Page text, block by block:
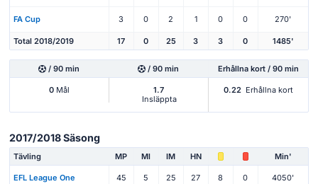
FA Cup 3 0 2 1 0 0 270'
Total 2018/2019 17 0 25 3 3 0 1485'
/ 90 min / 90 min Erhållna kort / 90 min
0Mål
1.7
Insläppta
0.22 Erhållna kort
2017/2018 Säsong
Tävling MP Ml IM HN Min'
EFL League One 45 5 25 27 8 0 4050'